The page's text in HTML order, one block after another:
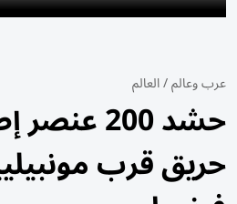
عرب وعالم/العالم
حشد 200
حريق قرب